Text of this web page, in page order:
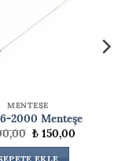
MENTEŞE
2000 Menteşe
Orijinal
fiyat:
₺ 200,00.
₺150,00Şu